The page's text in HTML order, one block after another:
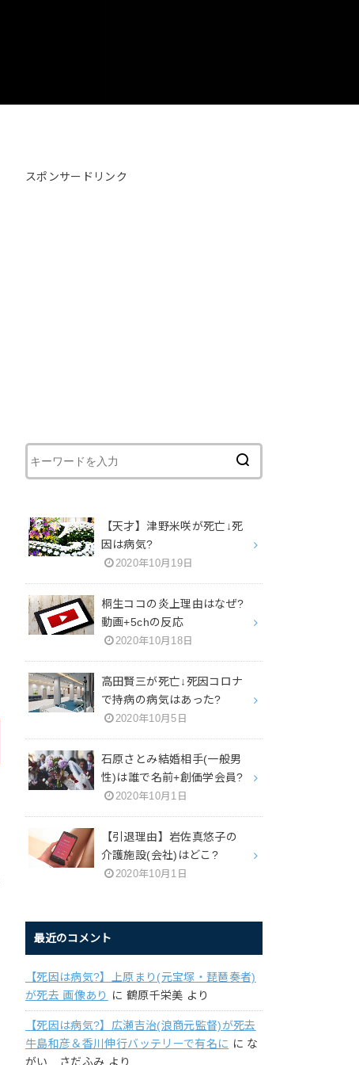
スポンサードリンク
【天才】津野米咲が死亡↓死
因は病気?
2020年10月19日
桐生ココの炎上理由はなぜ?
動画+5chの反応
2020年10月18日
高田賢三が死亡↓死因コロナ
で持病の病気はあった?
2020年10月5日
石原さとみ結婚相手(一般男
性)は誰で名前+創価学会員?
2020年10月1日
【引退理由】岩佐真悠子の
介護施設(会社)はどこ?
2020年10月1日
最近のコメント
【死因は病気?】上原まり(元宝塚・琵琶奏者)
が死去 画像あり
に 鶴原千栄美 より
【死因は病気?】広瀬吉治(浪商元監督)が死去
牛島和彦＆香川伸行バッテリーで有名に に な
がい さだふみ より